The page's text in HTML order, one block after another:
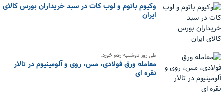
وکیوم باتوم و لوب کات در سبد خریداران بورس کالای
ایران
طی روز دوشنبه رقم خورد؛
معامله ورق فولادی، مس، روی و آلومینیوم در تالار
نقره ای